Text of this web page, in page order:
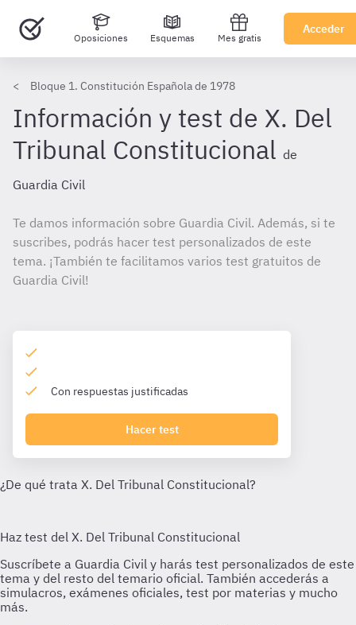
Oposiciones Esquemas Mes gratis
Acceder
Bloque 1. Constitución Española de 1978
Información y test de X. Del
Tribunal Constitucional de
Guardia Civil
Te damos información sobre Guardia Civil. Además, si te
suscribes, podrás hacer test personalizados de este
tema. ¡También te facilitamos varios test gratuitos de
Guardia Civil!
Con respuestas justificadas
Hacer test